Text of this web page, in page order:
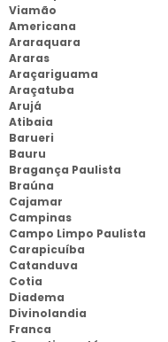
Viamão
Americana
Araraquara
Araras
Araçariguama
Araçatuba
Arujá
Atibaia
Barueri
Bauru
Bragança Paulista
Braúna
Cajamar
Campinas
Campo Limpo Paulista
Carapicuíba
Catanduva
Cotia
Diadema
Divinolandia
Franca